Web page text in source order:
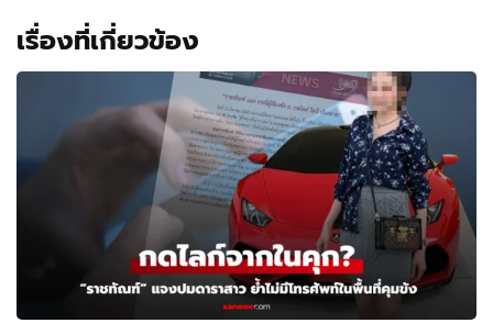
เรื่องที่เกี่ยวข้อง